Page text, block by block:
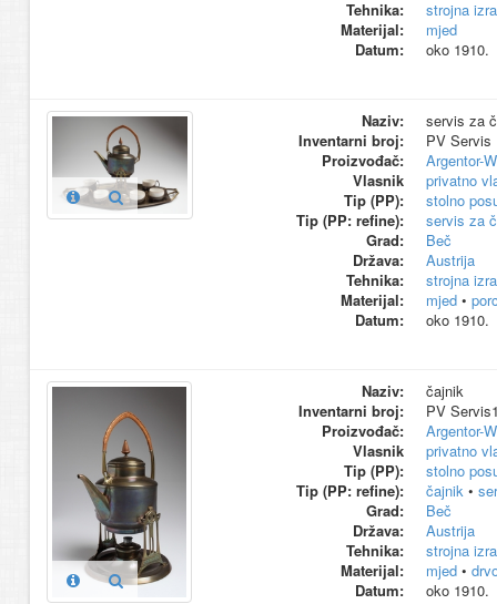
Tehnika:
strojna
Materijal:
mjed
Datum:
oko 1910.
Naziv:
servis za
Inventarni broj:
PV Servis
Proizvođač:
Argentor-
Vlasnik
privatno
Tip (PP):
stolno
Tip (PP: refine):
servis za
Grad:
Beč
Država:
Austrija
Tehnika:
strojna
Materijal:
mjed•
Datum:
oko 1910.
Naziv:
čajnik
Inventarni broj:
PV
Proizvođač:
Argentor-
Vlasnik
privatno
Tip (PP):
stolno
Tip (PP: refine):
čajnik•
Grad:
Beč
Država:
Austrija
Tehnika:
strojna
Materijal:
mjed•
Datum:
oko 1910.